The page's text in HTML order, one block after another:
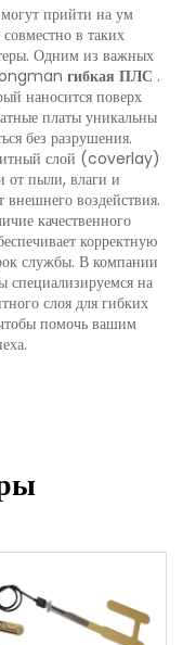
прийти на ум
в таких
Одним из важных
гибкая ПЛС .
наносится поверх
платы уникальны
без разрушения.
слой (coverlay)
от пыли, влаги и
воздействия.
качественного
корректную
службы. В компании
специализируемся на
слоя для гибких
помочь вашим